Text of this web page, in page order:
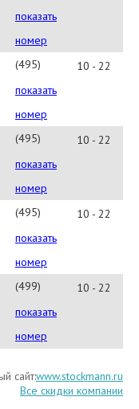
988-
18-
84
показать
номер
(495)
660-
88-
44
показать
номер
10 - 22
(495)
739-
86-
36
показать
номер
10 - 22
(495)
980-
82-
82
показать
номер
10 - 22
(499)
134-
35-
показать
номер
10 - 22
сайт:www.stockmann.ru
Все скидки компании